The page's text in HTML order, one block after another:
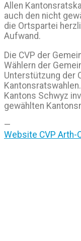
Allen
auch den nicht
die Ortspartei
Aufwand.
Die CVP der
Wählern der
Unterstützung der
Kantons Schwyz
gewählten
—
Website CVP Arth-